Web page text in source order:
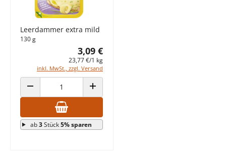
Leerdammer extra mild
130 g
3,09 €
23,77 €/1 kg
inkl. MwSt., zzgl. Versand
ANZAHL VERRINGERN ANZAHL ERHÖHEN
ab3Stück5% sparen